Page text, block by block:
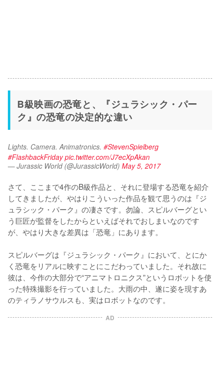
B級映画の恐竜と、『ジュラシック・パー
ク』の恐竜の決定的な違い
Lights. Camera. Animatronics. #StevenSpielberg
#FlashbackFriday pic.twitter.com/J7ecXpAkan
— Jurassic World (@JurassicWorld) May 5, 2017
さて、ここまで4作のB級作品と、それに登場する恐竜を紹介
してきましたが、やはりこういった作品を観て思うのは『ジ
ュラシック・パーク』の凄さです。勿論、スピルバーグとい
う巨匠が監督をしたからといえばそれでおしまいなのです
が、やはり大きな差異は「恐竜」にあります。
スピルバーグは『ジュラシック・パーク』において、とにか
く恐竜をリアルに映すことにこだわっていました。それ故に
彼は、今作の大部分で“アニマトロニクス”というロボットを使
った特殊撮影を行っていました。大雨の中、遂に姿を現すあ
のティラノサウルスも、実はロボットなのです。
AD